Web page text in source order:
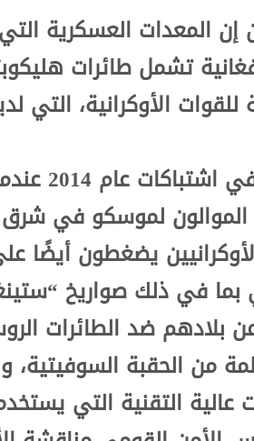
إن المعدات العسكرية
تشمل طائرات
للقوات الأوكرانية، التي
وخسرت
الموالون لموسكو في
يضغطون أيضًا
بما في ذلك صواريخ
ضد الطائرات
من الحقبة
التقنية التي